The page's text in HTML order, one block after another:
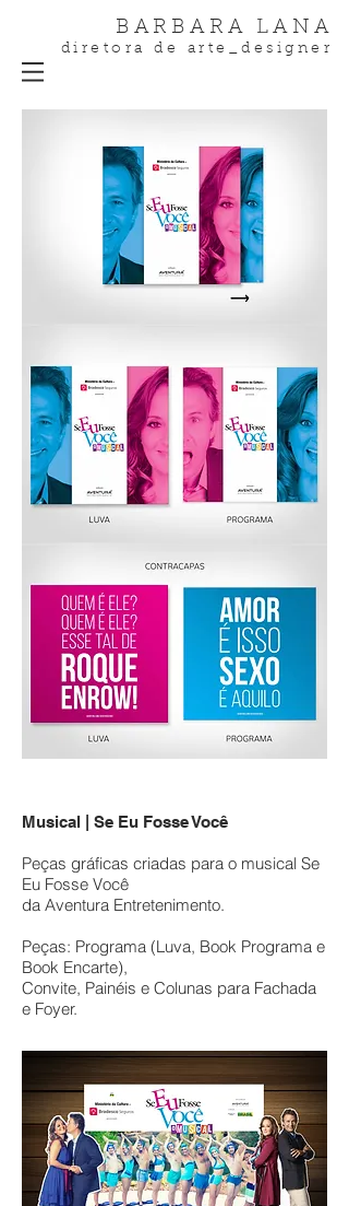
BARBARA LANA
diretora de arte_designer
Musical | Se Eu Fosse Você
Peças gráficas criadas para o musical Se
Eu Fosse Você
da Aventura Entretenimento.
Peças: Programa (Luva, Book Programa e
Book Encarte),
Convite, Painéis e Colunas para Fachada
e Foyer.